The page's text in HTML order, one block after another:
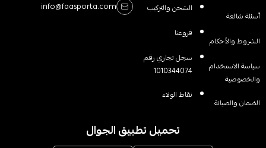
أسئلة شائعة
الشروط والأحكام
سياسة الاستخدام
والخصوصية
الضمان والصيانة
الشحن والتركيب
فروعنا
سجل تجاري رقم
1010344074
نقاط الولاء
info@faasporta.com
تحميل تطبيق الجوال